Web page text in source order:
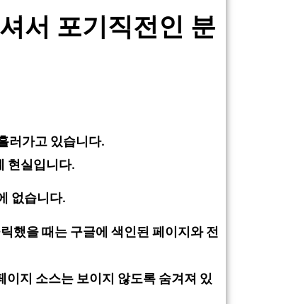
서 포기직전인 분
러가고 있습니다.
현실입니다.
없습니다.
했을 때는 구글에 색인된 페이지와 전
이지 소스는 보이지 않도록 숨겨져 있